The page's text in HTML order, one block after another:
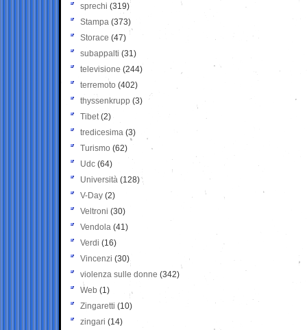
sprechi (319)
Stampa (373)
Storace (47)
subappalti (31)
televisione(244)
terremoto (402)
thyssenkrupp (3)
Tibet(2)
tredicesima (3)
Turismo (62)
Udc (64)
Università (128)
V-Day (2)
Veltroni (30)
Vendola (41)
Verdi (16)
Vincenzi (30)
violenza sulle donne (342)
Web (1)
Zingaretti (10)
zingari (14)